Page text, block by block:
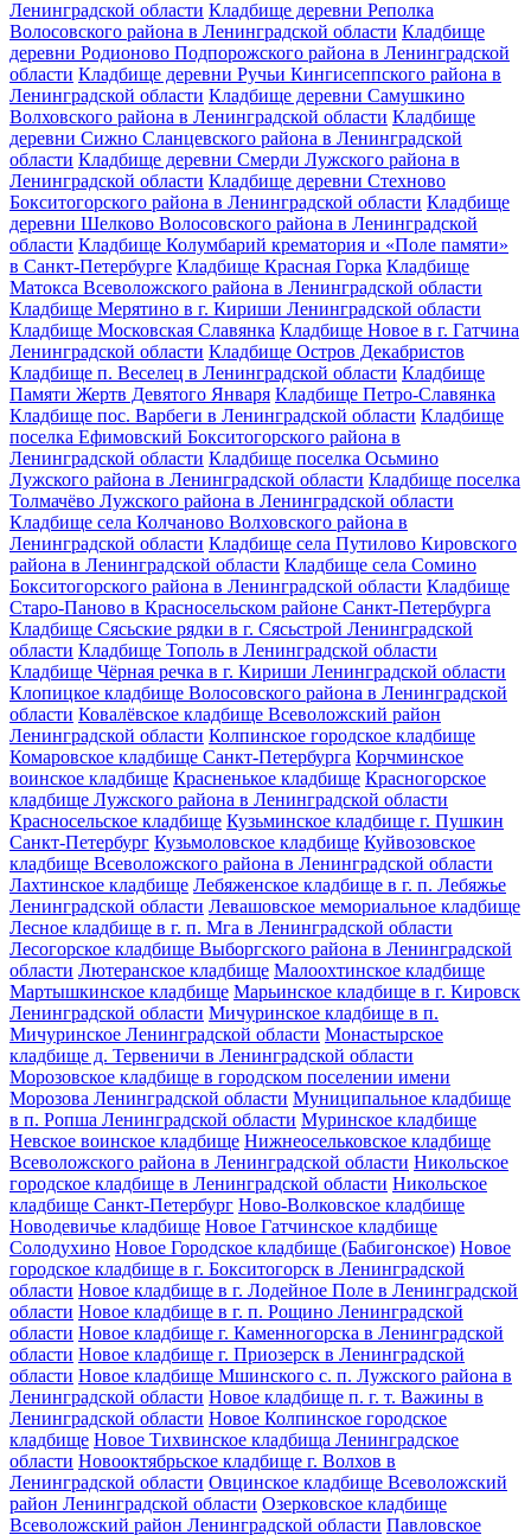
Ленинградской области Кладбище деревни Реполка
Волосовского района в Ленинградской области Кладбище
деревни Родионово Подпорожского района в Ленинградской
области Кладбище деревни Ручьи Кингисеппского района в
Ленинградской области Кладбище деревни Самушкино
Волховского района в Ленинградской области Кладбище
деревни Сижно Сланцевского района в Ленинградской
области Кладбище деревни Смерди Лужского района в
Ленинградской области Кладбище деревни Стехново
Бокситогорского района в Ленинградской области Кладбище
деревни Шелково Волосовского района в Ленинградской
области Кладбище Колумбарий крематория и «Поле памяти»
в Санкт-Петербурге Кладбище Красная Горка Кладбище
Матокса Всеволожского района в Ленинградской области
Кладбище Мерятино в г. Кириши Ленинградской области
Кладбище Московская Славянка Кладбище Новое в г. Гатчина
Ленинградской области Кладбище Остров Декабристов
Кладбище п. Веселец в Ленинградской области Кладбище
Памяти Жертв Девятого Января Кладбище Петро-Славянка
Кладбище пос. Варбеги в Ленинградской области Кладбище
поселка Ефимовский Бокситогорского района в
Ленинградской области Кладбище поселка Осьмино
Лужского района в Ленинградской области Кладбище поселка
Толмачёво Лужского района в Ленинградской области
Кладбище села Колчаново Волховского района в
Ленинградской области Кладбище села Путилово Кировского
района в Ленинградской области Кладбище села Сомино
Бокситогорского района в Ленинградской области Кладбище
Старо-Паново в Красносельском районе Санкт-Петербурга
Кладбище Сясьские рядки в г. Сясьстрой Ленинградской
области Кладбище Тополь в Ленинградской области
Кладбище Чёрная речка в г. Кириши Ленинградской области
Клопицкое кладбище Волосовского района в Ленинградской
области Ковалёвское кладбище Всеволожский район
Ленинградской области Колпинское городское кладбище
Комаровское кладбище Санкт-Петербурга Корчминское
воинское кладбище Красненькое кладбище Красногорское
кладбище Лужского района в Ленинградской области
Красносельское кладбище Кузьминское кладбище г. Пушкин
Санкт-Петербург Кузьмоловское кладбище Куйвозовское
кладбище Всеволожского района в Ленинградской области
Лахтинское кладбище Лебяженское кладбище в г. п. Лебяжье
Ленинградской области Левашовское мемориальное кладбище
Лесное кладбище в г. п. Мга в Ленинградской области
Лесогорское кладбище Выборгского района в Ленинградской
области Лютеранское кладбище Малоохтинское кладбище
Мартышкинское кладбище Марьинское кладбище в г. Кировск
Ленинградской области Мичуринское кладбище в п.
Мичуринское Ленинградской области Монастырское
кладбище д. Тервеничи в Ленинградской области
Морозовское кладбище в городском поселении имени
Морозова Ленинградской области Муниципальное кладбище
в п. Ропша Ленинградской области Муринское кладбище
Невское воинское кладбище Нижнеосельковское кладбище
Всеволожского района в Ленинградской области Никольское
городское кладбище в Ленинградской области Никольское
кладбище Санкт-Петербург Ново-Волковское кладбище
Новодевичье кладбище Новое Гатчинское кладбище
Солодухино Новое Городское кладбище (Бабигонское) Новое
городское кладбище в г. Бокситогорск в Ленинградской
области Новое кладбище в г. Лодейное Поле в Ленинградской
области Новое кладбище в г. п. Рощино Ленинградской
области Новое кладбище г. Каменногорска в Ленинградской
области Новое кладбище г. Приозерск в Ленинградской
области Новое кладбище Мшинского с. п. Лужского района в
Ленинградской области Новое кладбище п. г. т. Важины в
Ленинградской области Новое Колпинское городское
кладбище Новое Тихвинское кладбища Ленинградское
области Новооктябрьское кладбище г. Волхов в
Ленинградской области Овцинское кладбище Всеволожский
район Ленинградской области Озерковское кладбище
Всеволожский район Ленинградской области Павловское